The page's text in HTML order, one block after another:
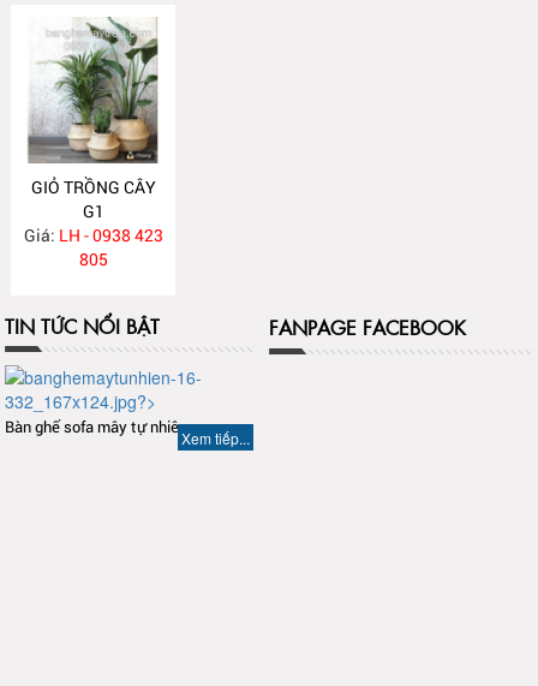
GIỎ TRỒNG CÂY
G1
Giá: LH - 0938 423
805
TIN TỨC NỔI BẬT
Bàn ghế sofa mây tự nhiên
Xem tiếp...
FANPAGE FACEBOOK